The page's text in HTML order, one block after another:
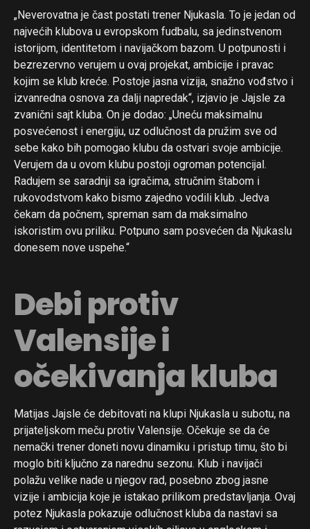
„Neverovatna je čast postati trener Njukasla. To je jedan od
najvećih klubova u evropskom fudbalu, sa jedinstvenom
istorijom, identitetom i navijačkom bazom. U potpunosti i
bezrezervno verujem u ovaj projekat, ambicije i pravac
kojim se klub kreće. Postoje jasna vizija, snažno vođstvo i
izvanredna osnova za dalji napredak“, izjavio je Jajsle za
zvanični sajt kluba. On je dodao: „Uneću maksimalnu
posvećenost i energiju, uz odlučnost da pružim sve od
sebe kako bih pomogao klubu da ostvari svoje ambicije.
Verujem da u ovom klubu postoji ogroman potencijal.
Radujem se saradnji sa igračima, stručnim štabom i
rukovodstvom kako bismo zajedno vodili klub. Jedva
čekam da počnem, spreman sam da maksimalno
iskoristim ovu priliku. Potpuno sam posvećen da Njukaslu
donesem nove uspehe.“
Debi protiv
Valensije i
očekivanja kluba
Matijas Jajsle će debitovati na klupi Njukasla u subotu, na
prijateljskom meču protiv Valensije. Očekuje se da će
nemački trener doneti novu dinamiku i pristup timu, što bi
moglo biti ključno za narednu sezonu. Klub i navijači
polažu velike nade u njegov rad, posebno zbog jasne
vizije i ambicija koje je istakao prilikom predstavljanja. Ovaj
potez Njukasla pokazuje odlučnost kluba da nastavi sa